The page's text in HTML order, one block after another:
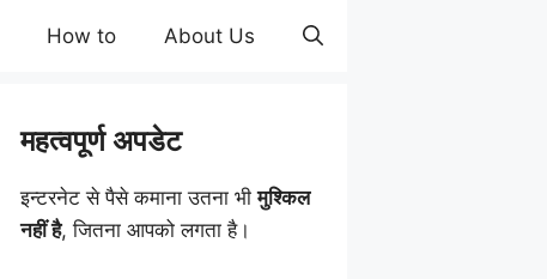
How to About Us
महत्वपूर्ण अपडेट
इन्टरनेट से पैसे कमाना उतना भीमुश्किल
नहीं है, जितना आपको लगता है।